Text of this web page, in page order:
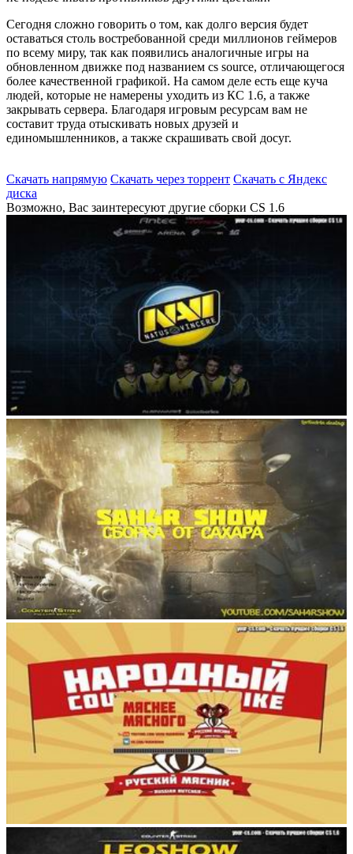
Сегодня сложно говорить о том, как долго версия будет
оставаться столь востребованной среди миллионов геймеров
по всему миру, так как появились аналогичные игры на
обновленном движке под названием cs source, отличающегося
более качественной графикой. На самом деле есть еще куча
людей, которые не намерены уходить из КС 1.6, а также
закрывать сервера. Благодаря игровым ресурсам вам не
составит труда отыскивать новых друзей и
единомышленников, а также скрашивать свой досуг.
Скачать напрямую Скачать через торрент Скачать с Яндекс
диска
Возможно, Вас заинтересуют другие сборки CS 1.6